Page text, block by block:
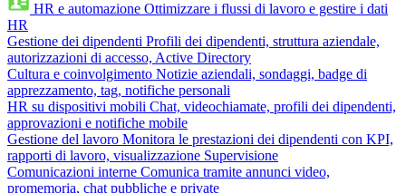
HR e automazione Ottimizzare i flussi di lavoro e gestire i dati
HR
Gestione dei dipendenti Profili dei dipendenti, struttura aziendale,
autorizzazioni di accesso, Active Directory
Cultura e coinvolgimento Notizie aziendali, sondaggi, badge di
apprezzamento, tag, notifiche personali
HR su dispositivi mobili Chat, videochiamate, profili dei dipendenti,
approvazioni e notifiche mobile
Gestione del lavoro Monitora le prestazioni dei dipendenti con KPI,
rapporti di lavoro, visualizzazione Supervisione
Comunicazioni interne Comunica tramite annunci video,
promemoria, chat pubbliche e private